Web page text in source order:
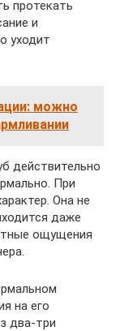
протекать
и
уходит
можно
действительно
При
Она не
даже
ощущения
на его
два-три